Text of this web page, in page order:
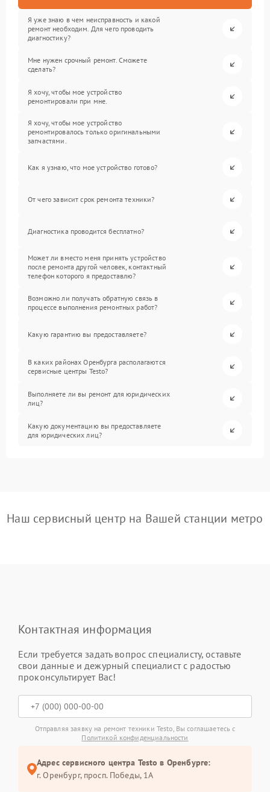
Я уже знаю в чем неисправность и какой
ремонт необходим. Для чего проводить
диагностику?
Мне нужен срочный ремонт. Сможете
сделать?
Я хочу, чтобы мое устройство
ремонтировали при мне.
Я хочу, чтобы мое устройство
ремонтировалось только оригинальными
запчастями.
Как я узнаю, что мое устройство готово?
От чего зависит срок ремонта техники?
Диагностика проводится бесплатно?
Может ли вместо меня принять устройство
после ремонта другой человек, контактный
телефон которого я предоставлю?
Возможно ли получать обратную связь в
процессе выполнения ремонтных работ?
Какую гарантию вы предоставляете?
В каких районах Оренбурга располагаются
сервисные центры Testo?
Выполняете ли вы ремонт для юридических
лиц?
Какую документацию вы предоставляете
для юридических лиц?
Наш сервисный центр на Вашей станции метро
Контактная информация
Если требуется задать вопрос специалисту, оставьте
свои данные и дежурный специалист с радостью
проконсультирует Вас!
Отправляя заявку на ремонт техники Testo, Вы соглашаетесь с
Политикой конфиденциальности
Адрес сервисного центра Testo в Оренбурге:
г. Оренбург, просп. Победы, 1А